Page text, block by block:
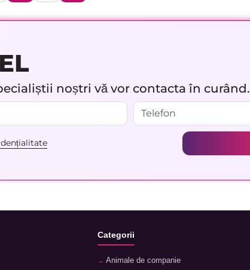
noștri vă vor contacta în curând.
Categorii
Animale de companie